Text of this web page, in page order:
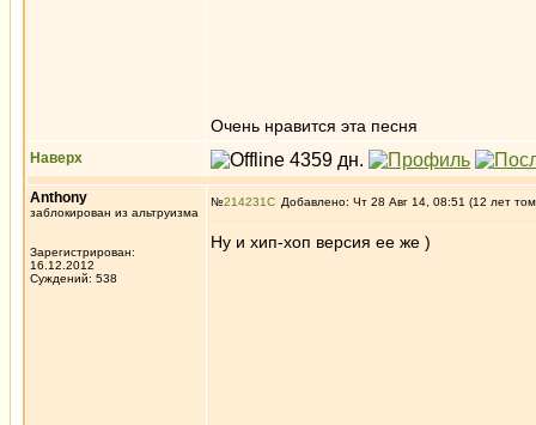
Очень нравится эта песня
Наверх
Anthony
заблокирован из альтруизма
Зарегистрирован:
16.12.2012
Суждений: 538
№214231 Добавлено: Чт 28 Авг 14, 08:51 (12 лет
Ну и хип-хоп версия ее же )